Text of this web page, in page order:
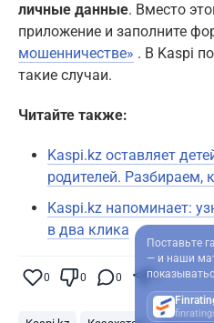
личные данные. Вместо
приложение и заполните
мошенничестве» . В Kaspi
такие случаи.
Читайте также:
Kaspi.kz оставляет
родителей. Разбираем,
Kaspi.kz напоминает:
в два клика
0 0 0 0
Поставьте
— и наши